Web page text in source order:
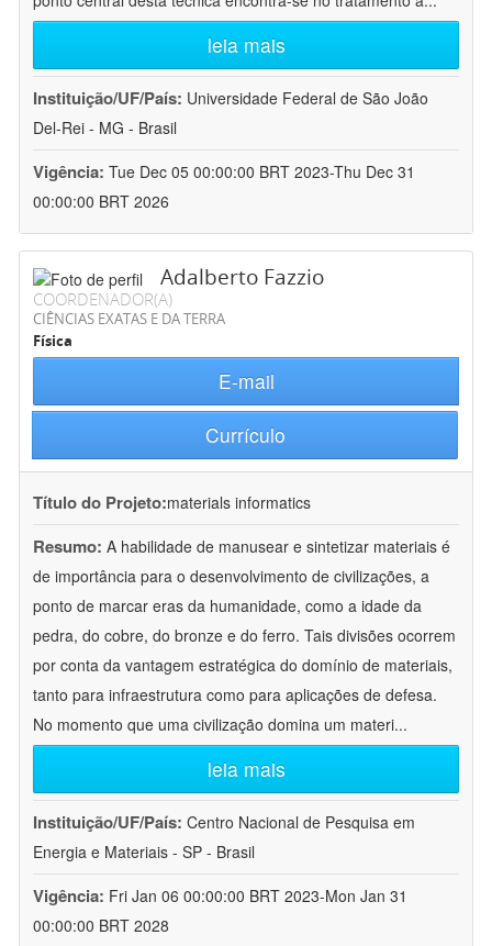
leia mais
Instituição/UF/País: Universidade Federal de São João
Del-Rei - MG - Brasil
Vigência: Tue Dec 05 00:00:00 BRT 2023-Thu Dec 31
00:00:00 BRT 2026
Adalberto Fazzio
COORDENADOR(A)
CIÊNCIAS EXATAS E DA TERRA
Física
E-mail
Currículo
Título do Projeto:materials informatics
Resumo: A habilidade de manusear e sintetizar materiais é
de importância para o desenvolvimento de civilizações, a
ponto de marcar eras da humanidade, como a idade da
pedra, do cobre, do bronze e do ferro. Tais divisões ocorrem
por conta da vantagem estratégica do domínio de materiais,
tanto para infraestrutura como para aplicações de defesa.
No momento que uma civilização domina um materi...
leia mais
Instituição/UF/País: Centro Nacional de Pesquisa em
Energia e Materiais - SP - Brasil
Vigência: Fri Jan 06 00:00:00 BRT 2023-Mon Jan 31
00:00:00 BRT 2028